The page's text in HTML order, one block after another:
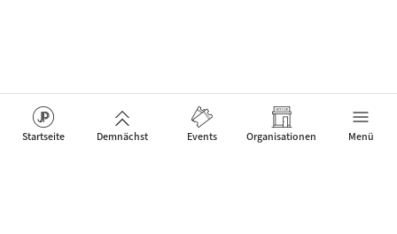
Startseite Demnächst Events Organisationen Menü